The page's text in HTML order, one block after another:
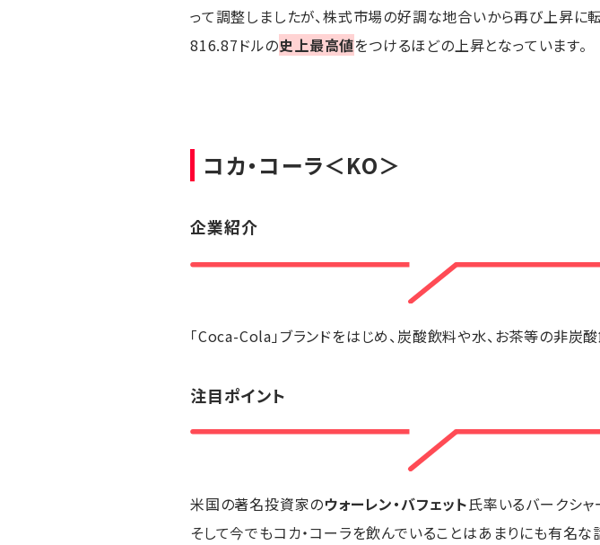
って調整しましたが、株式市場の好調な地合いから再び上昇に
816.87ドルの史上最高値をつけるほどの上昇となっています。
コカ・コーラ＜KO＞
企業紹介
「Coca-Cola」ブランドをはじめ、炭酸飲料や水、お茶等の非炭
注目ポイント
米国の著名投資家のウォーレン・バフェット氏率いるバークシャ
そして今でもコカ・コーラを飲んでいることはあまりにも有名